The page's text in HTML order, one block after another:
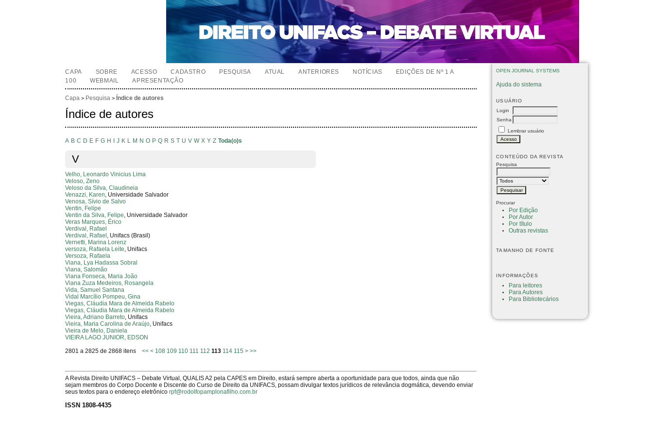
OPEN JOURNAL SYSTEMS
Ajuda do sistema
USUÁRIO
Login
Senha
Lembrar usuário
CONTEÚDO DA REVISTA
Pesquisa
Procurar
Por Edição
Por Autor
Por título
Outras revistas
TAMANHO DE FONTE
INFORMAÇÕES
Para leitores
Para Autores
Para Bibliotecários
CAPA SOBRE ACESSO CADASTRO PESQUISA ATUAL ANTERIORES NOTÍCIAS
EDIÇÕES DE Nº 1 A
100
WEBMAIL APRESENTAÇÃO
Capa > Pesquisa > Índice de autores
Índice de autores
A B C D E F G H J K L M N O P Q R S T U V W X Y Z Toda(o)s
V
Velho, Leonardo Vinicius Lima
Veloso, Zeno
Veloso da Silva, Claudineia
Venazzi, Karen , Universidade Salvador
Venosa, Sívio de Salvo
Ventin, Felipe
Ventin da Silva, Felipe , Universidade Salvador
Veras Marques, Érico
Verdival, Rafael
Verdival, Rafael , Unifacs (Brasil)
Vernetti, Marina Lorenz
versoza, Rafaela Leite , Unifacs
Versoza, Rafaela
Viana, Lya Hadassa Sobral
Viana, Salomão
Viana Fonseca, Maria João
Viana Zuza Medeiros, Rosangela
Vida, Samuel Santana
Vidal Marcílio Pompeu, Gina
Viegas, Cláudia Mara de Almeida Rabelo
Viegas, Cláudia Mara de Almeida Rabelo
Vieira, Adriano Barreto , Unifacs
Vieira, Maria Carolina de Araújo , Unifacs
Vieira de Melo, Daniela
VIEIRA LAGO JUNIOR, EDSON
2801 a 2825 de 2868 itens<< < 108 109 110 111 112 113 114 115 > >>
A Revista Direito UNIFACS – Debate Virtual, QUALIS A2 pela CAPES em Direito, estará sempre aberta a oportunidade para que todos, ainda que não
sejam membros do Corpo Docente e Discente do Curso de Direito da UNIFACS, possam divulgar textos jurídicos de relevância dogmática, devendo enviar
seus textos para o endereço eletrônicorpf@rodolfopamplonafilho.com.br
ISSN 1808-4435